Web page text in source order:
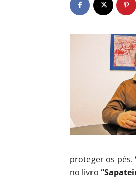
proteger os pés.
no livro